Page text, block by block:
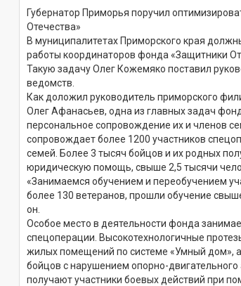
Губернатор Приморья поручил
Отечества»
В муниципалитетах Приморского края
работы координаторов фонда «Защитники
Такую задачу Олег Кожемяко поставил
ведомств.
Как доложил руководитель приморского
Олег Афанасьев, одна из главных задач
персональное сопровождение их и членов
сопровождает более 1200 участников
семей. Более 3 тысяч бойцов и их родных
юридическую помощь, свыше 2,5 тысячи
«Занимаемся обучением и переобучением
более 130 ветеранов, прошли обучение
он.
Особое место в деятельности фонда
спецоперации. Высокотехнологичные
жилых помещений по системе «Умный дом»,
бойцов с нарушением опорно-
получают участники боевых действий при